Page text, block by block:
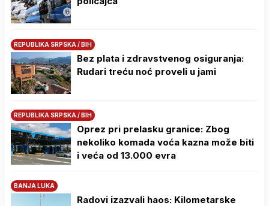
REPUBLIKA SRPSKA / BIH
Bez plata i zdravstvenog osiguranja:
Rudari treću noć proveli u jami
REPUBLIKA SRPSKA / BIH
Oprez pri prelasku granice: Zbog
nekoliko komada voća kazna može biti
i veća od 13.000 evra
BANJA LUKA
Radovi izazvali haos: Kilometarske